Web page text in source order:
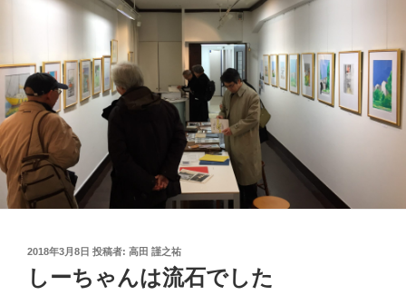
投
稿
日:
2018年3月8日 投稿者: 高田 謹之祐
しーちゃんは流石でした